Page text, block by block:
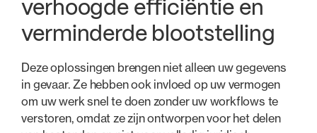
verhoogde efficiëntie en
verminderde blootstelling
Deze oplossingen brengen niet alleen uw gegevens
in gevaar. Ze hebben ook invloed op uw vermogen
om uw werk snel te doen zonder uw workflows te
verstoren, omdat ze zijn ontworpen voor het delen